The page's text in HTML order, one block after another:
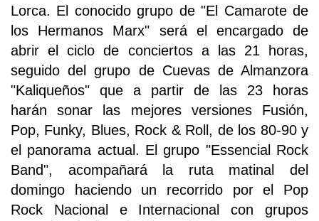
Lorca. El conocido grupo de "El Camarote de
los Hermanos Marx" será el encargado de
abrir el ciclo de conciertos a las 21 horas,
seguido del grupo de Cuevas de Almanzora
"Kaliqueños" que a partir de las 23 horas
harán sonar las mejores versiones Fusión,
Pop, Funky, Blues, Rock & Roll, de los 80-90 y
el panorama actual. El grupo "Essencial Rock
Band", acompañará la ruta matinal del
domingo haciendo un recorrido por el Pop
Rock Nacional e Internacional con grupos